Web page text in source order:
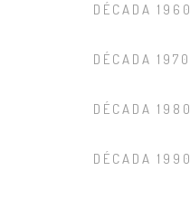
DÉCADA 1960
DÉCADA 1970
DÉCADA 1980
DÉCADA 1990